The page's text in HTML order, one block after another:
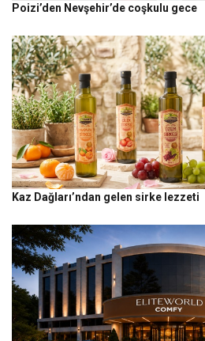
Poizi’den Nevşehir’de coşkulu gece
Kaz Dağları’ndan gelen sirke lezzeti